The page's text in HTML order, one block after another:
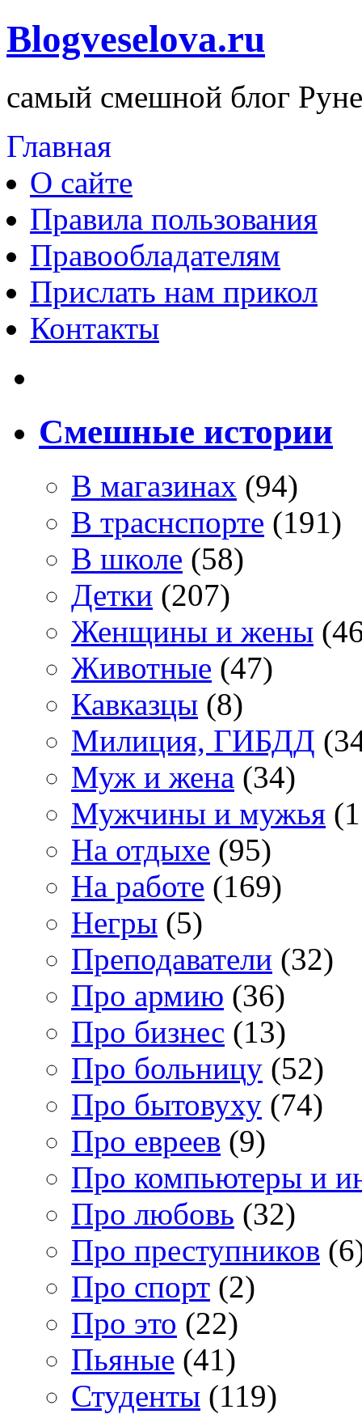
Blogveselova.ru
самый смешной блог
Главная
О сайте
Правила пользования
Правообладателям
Прислать нам прикол
Контакты
Смешные истории
В магазинах (94)
В траснспорте (191)
В школе (58)
Детки (207)
Женщины и жены
Животные (47)
Кавказцы (8)
Милиция, ГИБДД
Муж и жена (34)
Мужчины и мужья
На отдыхе (95)
На работе (169)
Негры (5)
Преподаватели (32)
Про армию (36)
Про бизнес (13)
Про больницу (52)
Про бытовуху (74)
Про евреев (9)
Про компьютеры и
Про любовь (32)
Про преступников
Про спорт (2)
Про это (22)
Пьяные (41)
Студенты (119)